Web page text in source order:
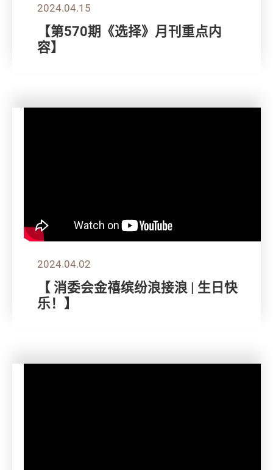
2024.04.15
【第570期《选择》月刊重点内
容】
2024.04.02
【 消委会金禧缤纷浪接浪 | 生日快
乐！】